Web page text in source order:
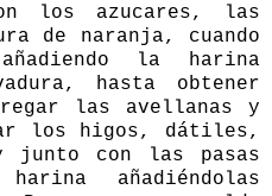
los azucares, las
de naranja, cuando
la harina
hasta obtener
las avellanas y
los higos, dátiles,
con las pasas
añadiéndolas